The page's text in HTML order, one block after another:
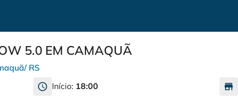
5.0 EM CAMAQUÃ
/ RS
Início: 18:00